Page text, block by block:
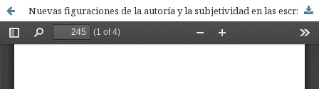
Nuevas figuraciones de la autoría y la subjetividad en las escrituras materiales